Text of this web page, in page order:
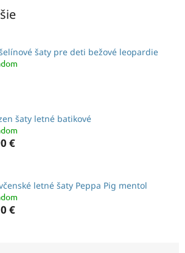
šaty pre deti bežové leopardie
šaty letné batikové
€
letné šaty Peppa Pig mentol
€